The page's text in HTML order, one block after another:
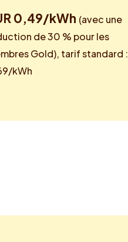
0,49/kWh (avec une
de 30 % pour les
Gold), tarif standard :
kWh